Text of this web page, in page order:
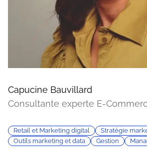
Capucine Bauvillard
Consultante experte E-
Retail et Marketing digital
Stratégie
Outils marketing et data
Gestion